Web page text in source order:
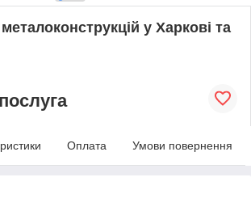
у Харкові та
Оплата Умови повернення